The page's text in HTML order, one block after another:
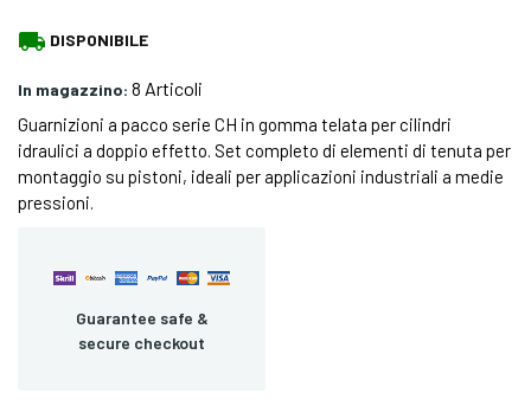
local_shipping DISPONIBILE
In magazzino: 8 Articoli
Guarnizioni a pacco serie CH in gomma telata per cilindri
idraulici a doppio effetto. Set completo di elementi di tenuta per
montaggio su pistoni, ideali per applicazioni industriali a medie
pressioni.
Guarantee safe &
secure checkout